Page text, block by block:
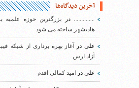
آخرین دیدگاه‌ها
..............دربزرگترین حوزه علمیه
هادیشهر ساخته می شود
علیدر
آغاز بهره برداری از شبکه
آزاد ارس
علی در امید کمالی اقدم